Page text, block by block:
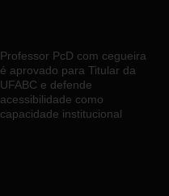
Professor PcD com cegueira
é aprovado para Titular da
UFABC e defende
acessibilidade como
capacidade institucional